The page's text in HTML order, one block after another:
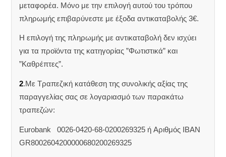
μεταφορέα. Μόνο με την επιλογή αυτού του τρόπου
πληρωμής επιβαρύνεστε με έξοδα αντικαταβολής 3€.
Η επιλογή της πληρωμής με αντικαταβολή δεν ισχύει
για τα προϊόντα της κατηγορίας ”Φωτιστικά” και
”Καθρέπτες”.
2.Με Τραπεζική κατάθεση της συνολικής αξίας της
παραγγελίας σας σε λογαριασμό των παρακάτω
τραπεζών:
Eurobank 0026-0420-68-0200269325 ή Aριθμός IBAN
GR8002604200000680200269325